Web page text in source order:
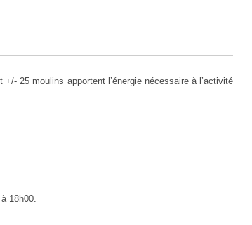
25 moulins apportent l’énergie nécessaire à l’activité
18h00.